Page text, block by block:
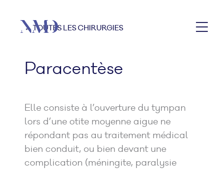
← TOUTES LES CHIRURGIES
Paracentèse
Elle consiste à l’ouverture du tympan
lors d’une otite moyenne aigue ne
répondant pas au traitement médical
bien conduit, ou bien devant une
complication (méningite, paralysie